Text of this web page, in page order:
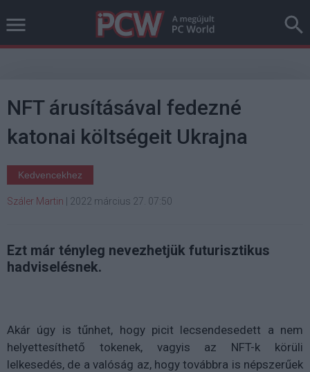
NFT árusításával fedezné
katonai költségeit Ukrajna
Kedvencekhez
Száler Martin 2022 március 27. 07:50
Ezt már tényleg nevezhetjük futurisztikus
hadviselésnek.
Akár úgy is tűnhet, hogy picit lecsendesedett a nem
helyettesíthető tokenek, vagyis az NFT-k körüli
lelkesedés, de a valóság az, hogy továbbra is népszerűek